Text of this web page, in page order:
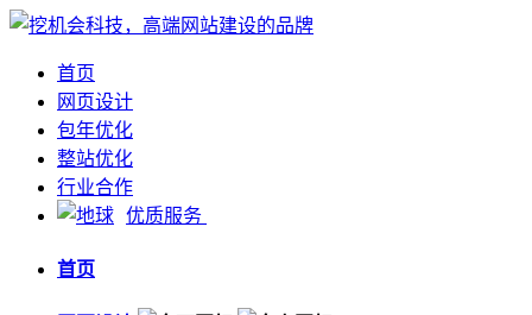
首页
网页设计
包年优化
整站优化
行业合作
优质服务
首页